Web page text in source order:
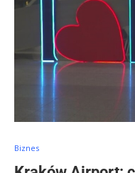
Biznes